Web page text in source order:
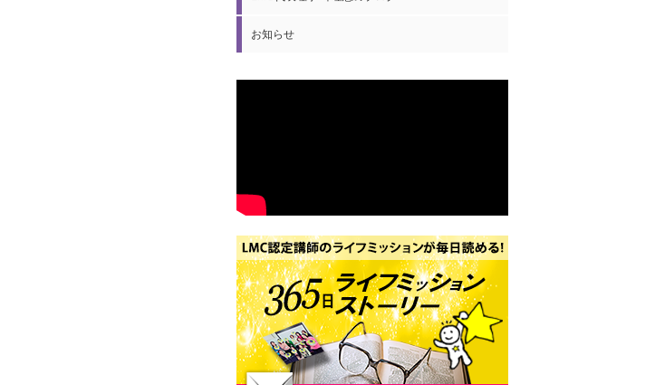
お知らせ